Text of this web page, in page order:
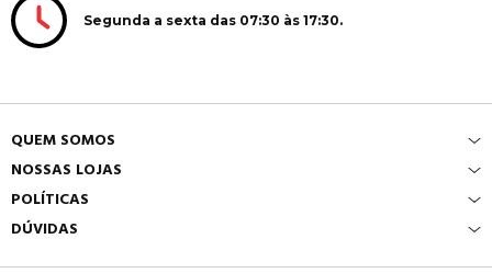
Segunda a sexta das 07:30 às 17:30.
QUEM SOMOS
NOSSAS LOJAS
POLÍTICAS
DÚVIDAS